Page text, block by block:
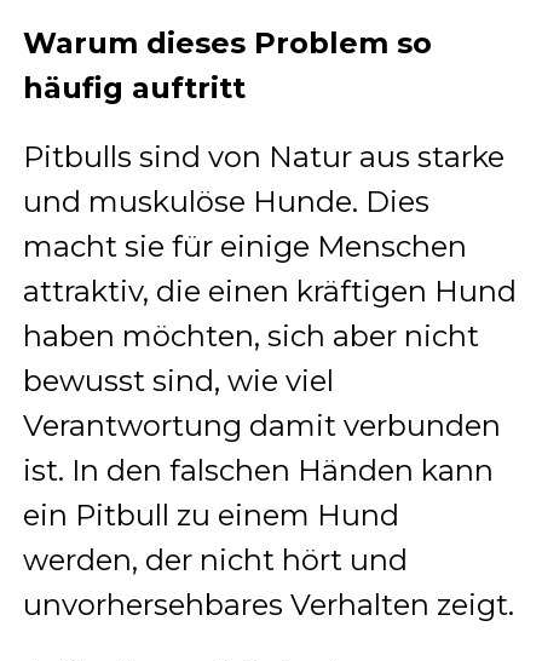
Warum dieses Problem so
häufig auftritt
Pitbulls sind von Natur aus starke
und muskulöse Hunde. Dies
macht sie für einige Menschen
attraktiv, die einen kräftigen Hund
haben möchten, sich aber nicht
bewusst sind, wie viel
Verantwortung damit verbunden
ist. In den falschen Händen kann
ein Pitbull zu einem Hund
werden, der nicht hört und
unvorhersehbares Verhalten zeigt.